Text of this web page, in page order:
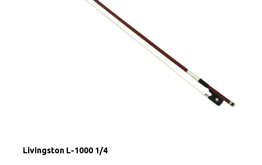
Livingston L-1000 1/4